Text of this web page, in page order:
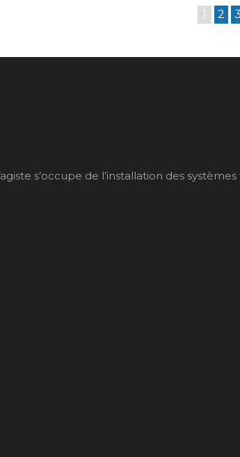
1 2 3
s’occupe de l’installation des